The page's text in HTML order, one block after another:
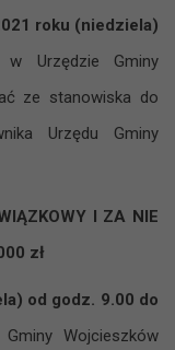
roku (niedziela)
w Urzędzie Gminy
ze stanowiska do
Urzędu Gminy
I ZA NIE
zł
od godz. 9.00 do
Wojcieszków